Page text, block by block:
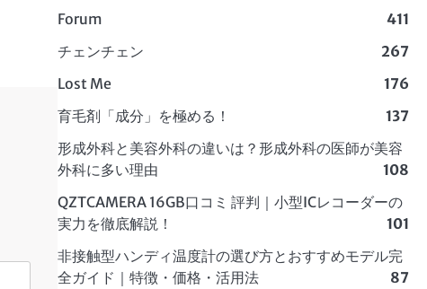
Forum
411
チェンチェン
267
Lost Me
176
育毛剤「成分」を極める！
137
形成外科と美容外科の違いは？形成外科の医師が美容
外科に多い理由
108
QZTCAMERA 16GB口コミ 評判｜小型ICレコーダーの
実力を徹底解説！
101
非接触型ハンディ温度計の選び方とおすすめモデル完
全ガイド｜特徴・価格・活用法
87